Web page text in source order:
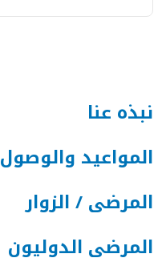
نبذه عنا
المواعيد والوصول
المرضى / الزوار
المرضى الدوليون